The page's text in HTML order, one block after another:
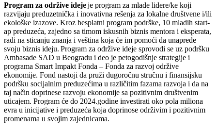
Program za održive idejeje program za mlade lidere/ke koji
razvijaju preduzetnička i inovativna rešenja za lokalne društvene i/ili
ekološke izazove. Kroz besplatni program podrške, 10 mladih start-
ap preduzeća, zajedno sa timom iskusnih biznis mentora i eksperata,
radi na sticanju znanja i veština koja će im pomoći da unaprede
svoju biznis ideju. Program za održive ideje sprovodi se uz podršku
Ambasade SAD u Beogradu i deo je petogodišnje strategije i
programa Smart Impakt Fonda – Fonda za razvoj održive
ekonomije. Fond nastoji da pruži dugoročnu stručnu i finansijsku
podršku socijalnim preduzećima u različitim fazama razvoja i da na
taj način doprinese razvoju ekonomije sa pozitivnim društvenim
uticajem. Program će do 2024.godine investirati oko pola miliona
evra u inicijative i preduzeća koja doprinose održivim i pozitivnim
promenama u svojim zajednicama.